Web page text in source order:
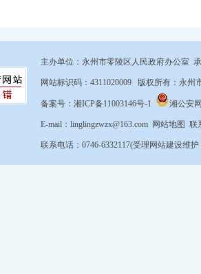
主办单位：永州市零陵区人民政府办公室
网站标识码：4311020009 版权所有：永州
备案号：湘ICP备11003146号-1 湘公安
E-mail：linglingzwzx@163.com 网站地图 联
联系电话：0746-6332117(受理网站建设维